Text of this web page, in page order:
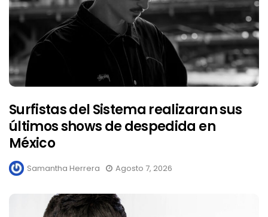
Surfistas del Sistema realizaran sus
últimos shows de despedida en
México
Samantha Herrera Agosto 7, 2026